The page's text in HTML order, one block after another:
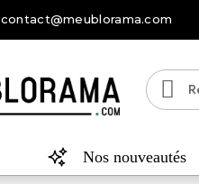
contact@meublorama.com
Nos nouveautés